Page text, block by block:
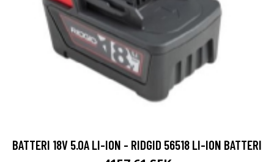
BATTERI 18V 5.0A LI-ION - RIDGID 56518 LI-ION BATTERI